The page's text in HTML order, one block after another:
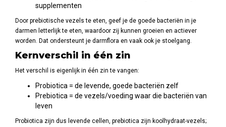
supplementen
Door prebiotische vezels te eten, geef je de goede bacteriën in je
darmen letterlijk te eten, waardoor zij kunnen groeien en actiever
worden. Dat ondersteunt je darmflora en vaak ook je stoelgang.
Kernverschil in één zin
Het verschil is eigenlijk in één zin te vangen:
Probiotica = de levende, goede bacteriën zelf
Prebiotica = de vezels/voeding waar die bacteriën van
leven
Probiotica zijn dus levende cellen, prebiotica zijn koolhydraat-vezels;